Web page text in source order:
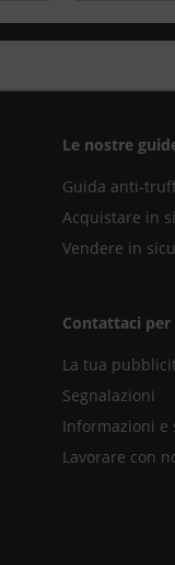
Le nostre
Guida anti-
Acquistare in
Vendere in
Contattaci per
La tua
Segnalazioni
Informazioni e
Lavorare con